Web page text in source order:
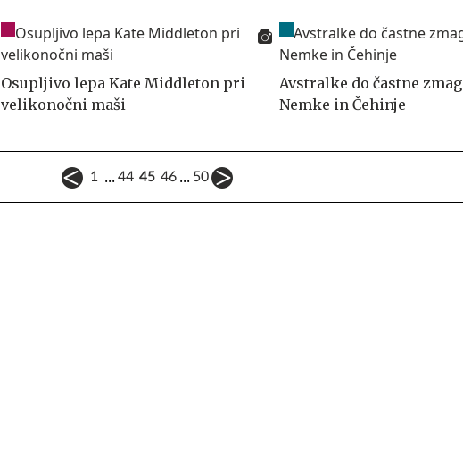
Osupljivo lepa Kate Middleton pri
velikonočni maši
Avstralke do častne
Nemke in Čehinje
1 ... 44 45 46 ... 50